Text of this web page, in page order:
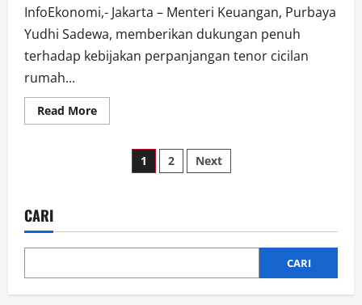
InfoEkonomi,- Jakarta – Menteri Keuangan, Purbaya
Yudhi Sadewa, memberikan dukungan penuh
terhadap kebijakan perpanjangan tenor cicilan
rumah...
Read MoreRead
more
Rumah
Tahun
Paginasi
1 2 Next
CARI
CARI